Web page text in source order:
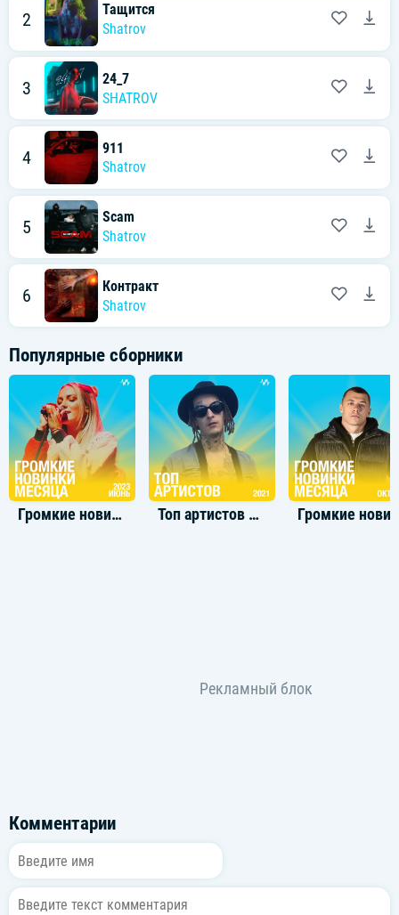
2
Тащится
Shatrov
3
24_7
SHATROV
4
911
Shatrov
5
Scam
Shatrov
6
Контракт
Shatrov
Популярные сборники
Громкие новинки: Июнь 2023 Топ артистов 2021
Комментарии